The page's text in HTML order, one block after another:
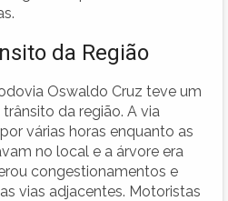
da Região
Oswaldo Cruz teve um
da região. A via
várias horas enquanto as
no local e a árvore era
congestionamentos e
vias adjacentes. Motoristas